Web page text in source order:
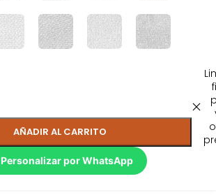
AÑADIR AL CARRITO
Personalizar por WhatsApp